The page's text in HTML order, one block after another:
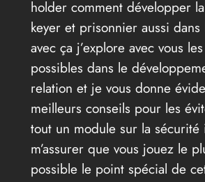
holder comment développer
keyer et prisonnier aussi dans
avec ça j’explore avec vous
possibles dans le
relation et je vous donne
meilleurs conseils pour les
tout un module sur la
m’assurer que vous jouez le
possible le point spécial de